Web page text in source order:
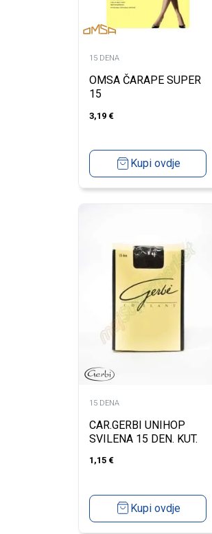
15 DENA
OMSA ČARAPE SUPER
15
3,19 €
Kupi ovdje
15 DENA
CAR.GERBI UNIHOP
SVILENA 15 DEN. KUT.
1,15 €
Kupi ovdje